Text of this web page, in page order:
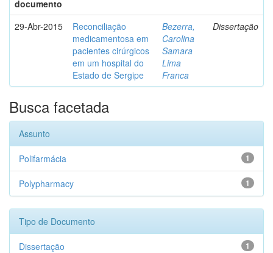
documento
29-Abr-2015
Reconciliação
medicamentosa em
pacientes cirúrgicos
em um hospital do
Estado de Sergipe
Bezerra,
Carolina
Samara
Lima
Franca
Dissertação
Busca facetada
Assunto
1
Polifarmácia
1
Polypharmacy
Tipo de Documento
1
Dissertação